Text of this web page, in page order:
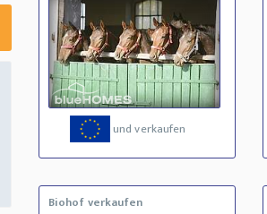
und verkaufen
Biohof verkaufen